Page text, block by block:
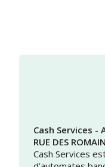
Cash Services -
RUE DES
Cash Services